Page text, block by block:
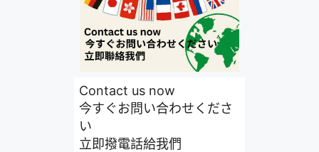
Contact us now
今すぐお問い合わせくださ
い
立即撥電話給我們